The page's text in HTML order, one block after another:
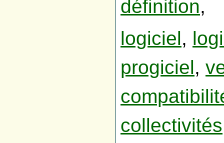
définition,
logiciel,
progiciel,
collectivités